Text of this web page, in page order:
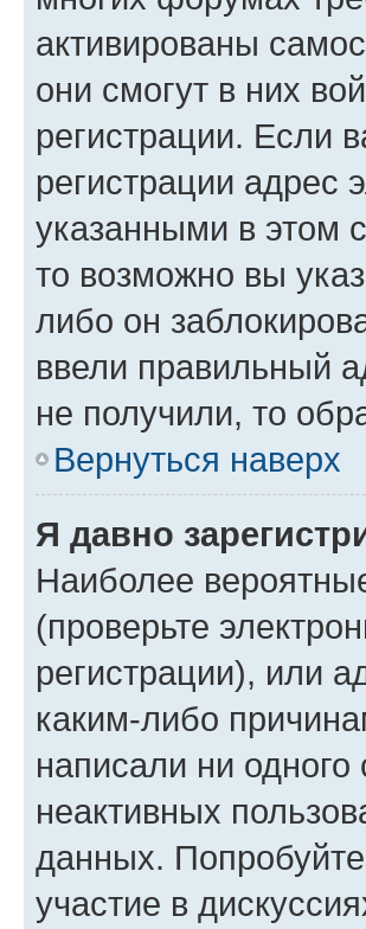
активированы
они смогут в них
регистрации. Если
регистрации адрес
указанными в этом
то возможно вы
либо он
ввели правильный
не получили, то
Вернуться наверх
Я давно
Наиболее
(проверьте
регистрации), или
каким-либо
написали ни
неактивных
данных. Попробуйте
участие в